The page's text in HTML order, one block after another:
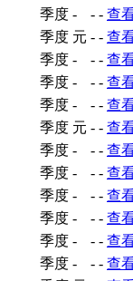
季度 - - - 查
季度 元 - - 查
季度 - - - 查
季度 - - - 查
季度 - - - 查
季度 元 - - 查
季度 - - - 查
季度 - - - 查
季度 - - - 查
季度 - - - 查
季度 - - - 查
季度 - - - 查